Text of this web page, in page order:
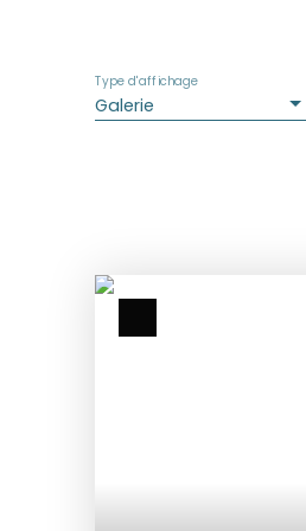
Galerie
Type d'affichage